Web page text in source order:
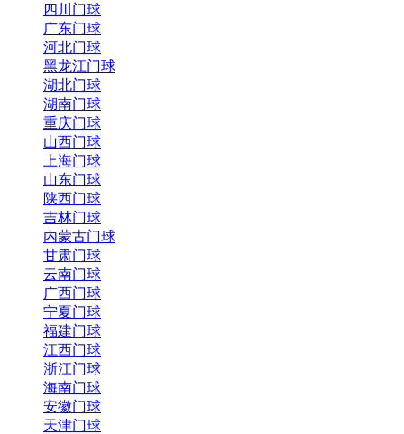
四川门球
广东门球
河北门球
黑龙江门球
湖北门球
湖南门球
重庆门球
山西门球
上海门球
山东门球
陕西门球
吉林门球
内蒙古门球
甘肃门球
云南门球
广西门球
宁夏门球
福建门球
江西门球
浙江门球
海南门球
安徽门球
天津门球